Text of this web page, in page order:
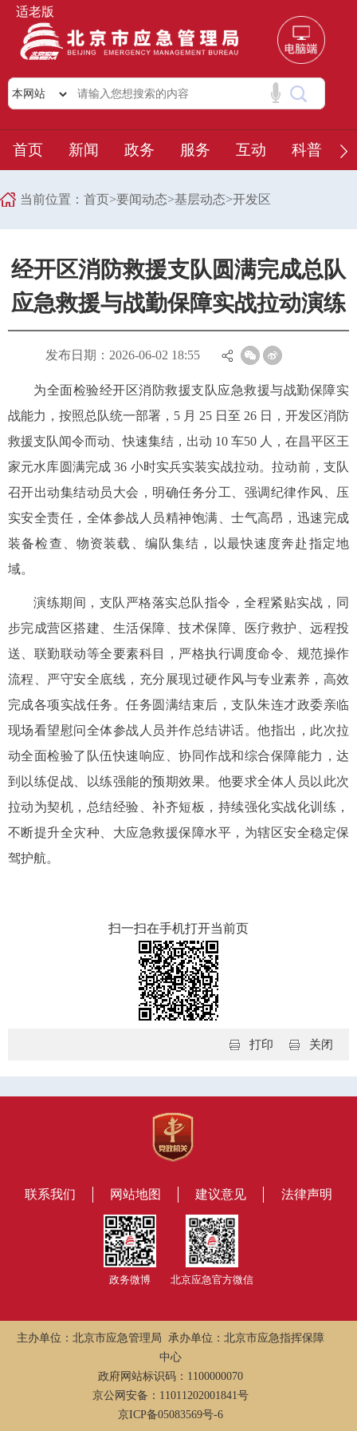
适老版
首页 新闻 政务 服务 互动 科普
当前位置： 首页>要闻动态>基层动态>开发区
经开区消防救援支队圆满完成总队
应急救援与战勤保障实战拉动演练
发布日期：2026-06-02 18:55
为全面检验经开区消防救援支队应急救援与战勤保障实
战能力，按照总队统一部署，5 月 25 日至 26 日，开发区消防
救援支队闻令而动、快速集结，出动 10 车50 人，在昌平区王
家元水库圆满完成 36 小时实兵实装实战拉动。拉动前，支队
召开出动集结动员大会，明确任务分工、强调纪律作风、压
实安全责任，全体参战人员精神饱满、士气高昂，迅速完成
装备检查、物资装载、编队集结，以最快速度奔赴指定地
域。
演练期间，支队严格落实总队指令，全程紧贴实战，同
步完成营区搭建、生活保障、技术保障、医疗救护、远程投
送、联勤联动等全要素科目，严格执行调度命令、规范操作
流程、严守安全底线，充分展现过硬作风与专业素养，高效
完成各项实战任务。任务圆满结束后，支队朱连才政委亲临
现场看望慰问全体参战人员并作总结讲话。他指出，此次拉
动全面检验了队伍快速响应、协同作战和综合保障能力，达
到以练促战、以练强能的预期效果。他要求全体人员以此次
拉动为契机，总结经验、补齐短板，持续强化实战化训练，
不断提升全灾种、大应急救援保障水平，为辖区安全稳定保
驾护航。
扫一扫在手机打开当前页
关闭
打印
联系我们 网站地图 建议意见 法律声明
政务微博 北京应急官方微信
主办单位：北京市应急管理局 承办单位：北京市应急指挥保障
中心
政府网站标识码：1100000070
京公网安备：11011202001841号
京ICP备05083569号-6